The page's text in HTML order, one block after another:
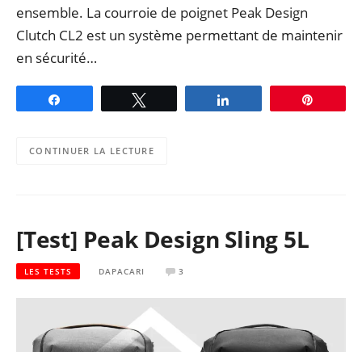
ensemble. La courroie de poignet Peak Design
Clutch CL2 est un système permettant de maintenir
en sécurité…
CONTINUER LA LECTURE
[Test] Peak Design Sling 5L
LES TESTS DAPACARI 3